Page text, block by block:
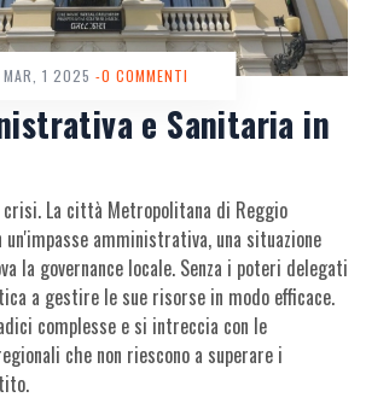
MAR, 1 2025 -0 COMMENTI
e Sanitaria in
crisi. La città Metropolitana di Reggio
un'impasse amministrativa, una situazione
la governance locale. Senza i poteri delegati
a gestire le sue risorse in modo efficace.
complesse e si intreccia con le
che non riescono a superare i